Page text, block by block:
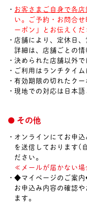
お客さまご自身で各
い。ご予約・お問合
ーポン」とお伝えくだ
店舗により、定休日
詳細は、店舗ごとの情
決められた店舗以外で
ご利用はランチタイム
有効期限の切れたクー
現地での対応は日本語
その他
オンラインにてお申
を送信しております(
ださい。
≪メールが届かない
◆マイページのご案
お申込み内容の確認
ます。